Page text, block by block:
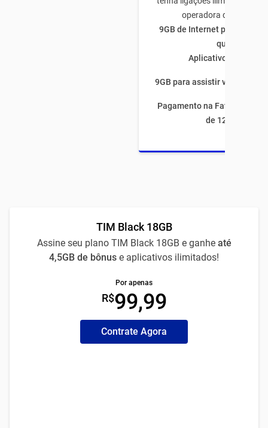
operadora de todo
9GB de Internet para utilizar
quiser
Aplicativos
9GB para assistir vídeos por
Pagamento na Fatura com
de 12 meses
TIM Black 18GB
Assine seu plano TIM Black 18GB e ganhe até
4,5GB de bônus e aplicativos ilimitados!
Por apenas
R$99,99
Contrate Agora